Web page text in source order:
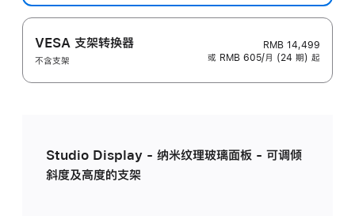
VESA 支架转换器
不含支架
RMB 14,499
或 RMB 605/月 (24 期) 起
Studio Display - 纳米纹理玻璃面板 - 可调倾
斜度及高度的支架